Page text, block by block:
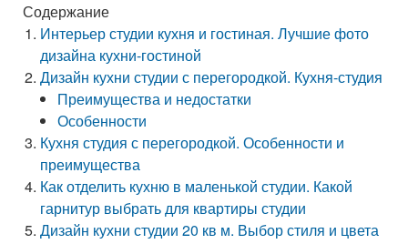
Содержание
Интерьер студии кухня и гостиная. Лучшие фото
дизайна кухни-гостиной
Дизайн кухни студии с перегородкой. Кухня-студия
Преимущества и недостатки
Особенности
Кухня студия с перегородкой. Особенности и
преимущества
Как отделить кухню в маленькой студии. Какой
гарнитур выбрать для квартиры студии
Дизайн кухни студии 20 кв м. Выбор стиля и цвета